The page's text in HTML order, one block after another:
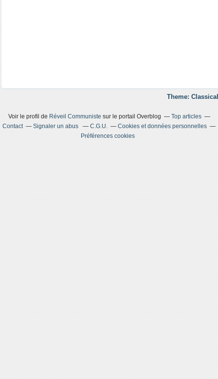
Theme:
Voir le profil de Réveil Communiste sur le portail Overblog
Top articles
Contact
Signaler un abus C.G.U.
Cookies et données personnelles
Préférences cookies